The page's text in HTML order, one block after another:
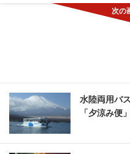
水陸両用バ
「夕涼み便